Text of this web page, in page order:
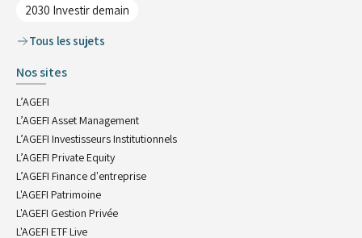
2030 Investir demain
Tous les sujets
Nos sites
L’AGEFI
L’AGEFI Asset Management
L’AGEFI Investisseurs Institutionnels
L’AGEFI Private Equity
L’AGEFI Finance d'entreprise
L'AGEFI Patrimoine
L'AGEFI Gestion Privée
L'AGEFI ETF Live